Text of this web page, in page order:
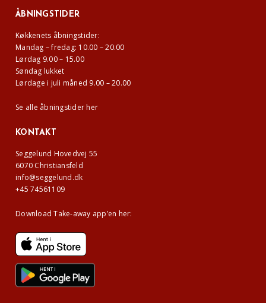
ÅBNINGSTIDER
Køkkenets åbningstider:
Mandag – fredag: 10.00 – 20.00
Lørdag 9.00 – 15.00
Søndag lukket
Lørdage i juli måned 9.00 – 20.00
Se alle åbningstider her
KONTAKT
Seggelund Hovedvej 55
6070 Christiansfeld
info@seggelund.dk
+45 74561109
Download Take-away app’en her: